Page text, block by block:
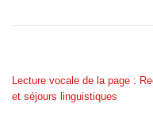
Lecture vocale de la page :
et séjours linguistiques